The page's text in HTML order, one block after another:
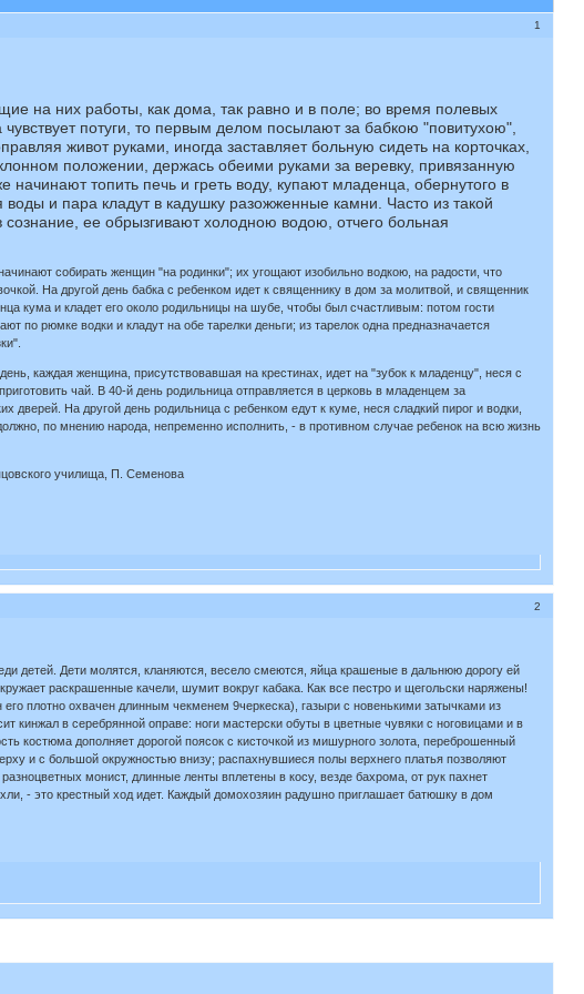
1
на них работы, как дома, так равно и в поле; во время полевых
потуги, то первым делом посылают за бабкою "повитухою",
живот руками, иногда заставляет больную сидеть на корточках,
положении, держась обеими руками за веревку, привязанную
начинают топить печь и греть воду, купают младенца, обернутого в
и пара кладут в кадушку разожженные камни. Часто из такой
ее обрызгивают холодною водою, отчего больная
собирать женщин "на родинки"; их угощают изобильно водкою, на радости, что
На другой день бабка с ребенком идет к священнику в дом за молитвой, и священник
кума и кладет его около родильницы на шубе, чтобы был счастливым: потом гости
рюмке водки и кладут на обе тарелки деньги; из тарелок одна предназначается
каждая женщина, присутствовавшая на крестинах, идет на "зубок к младенцу", неся с
чай. В 40-й день родильница отправляется в церковь в младенцем за
На другой день родильница с ребенком едут к куме, неся сладкий пирог и водки,
по мнению народа, непременно исполнить, - в противном случае ребенок на всю жизнь
училища, П. Семенова
2
детей. Дети молятся, кланяются, весело смеются, яйца крашеные в дальнюю дорогу ей
раскрашенные качели, шумит вокруг кабака. Как все пестро и щегольски наряжены!
плотно охвачен длинным чекменем 9черкеска), газыри с новенькими затычками из
кинжал в серебрянной оправе: ноги мастерски обуты в цветные чувяки с ноговицами и в
костюма дополняет дорогой поясок с кисточкой из мишурного золота, переброшенный
и с большой окружностью внизу; распахнувшиеся полы верхнего платья позволяют
монист, длинные ленты вплетены в косу, везде бахрома, от рук пахнет
- это крестный ход идет. Каждый домохозяин радушно приглашает батюшку в дом